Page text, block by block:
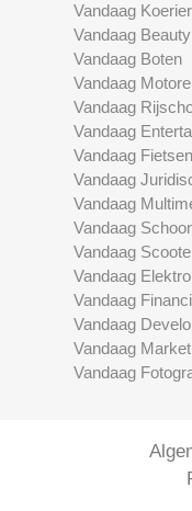
Vandaag
Vandaag Beauty
Vandaag Boten
Vandaag
Vandaag
Vandaag
Vandaag Fietsen
Vandaag
Vandaag
Vandaag
Vandaag
Vandaag
Vandaag
Vandaag
Vandaag
Vandaag